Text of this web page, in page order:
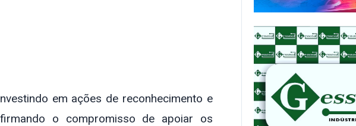
em ações de reconhecimento e
o compromisso de apoiar os